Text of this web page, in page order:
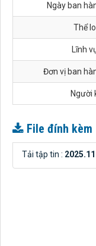
Ngày ban
Thể
Lĩnh
Đơn vị ban
Người
File đính kèm
Tải tập tin :